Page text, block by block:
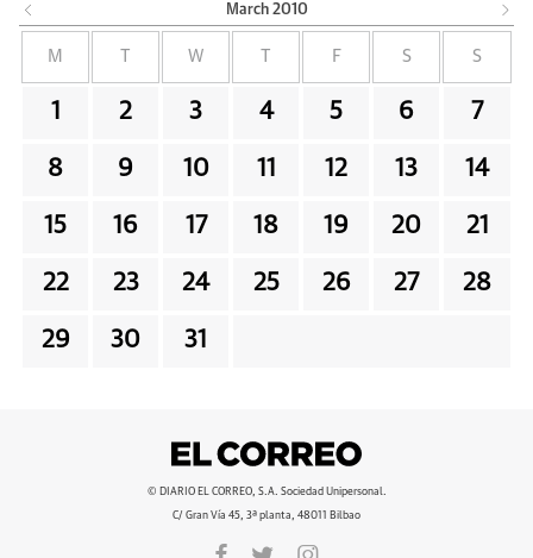
March 2010
M W F S S
1 2 3 4 5 6 7
8 9 10 11 12 13 14
15 16 17 18 19 20 21
22 23 24 25 26 27 28
29 30 31
© DIARIO EL CORREO, S.A. Sociedad Unipersonal.
C/ Gran Vía 45, 3ª planta, 48011 Bilbao